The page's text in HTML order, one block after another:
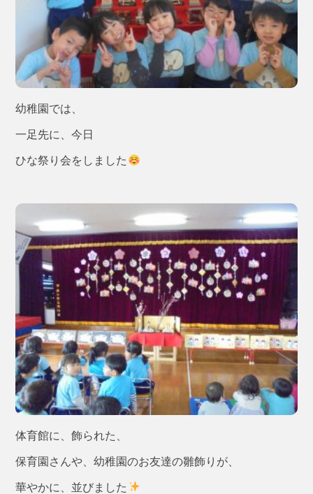
幼稚園では、
一足先に、今日
ひな祭り会をしました
体育館に、飾られた、
保育園さんや、幼稚園のお友達の雛飾りが、
華やかに、並びました